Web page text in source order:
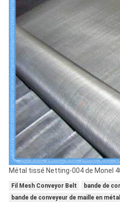
Métal tissé Netting-004 de Monel
Fil Mesh Conveyor Belt
bande de
bande de conveyeur de maille en métal